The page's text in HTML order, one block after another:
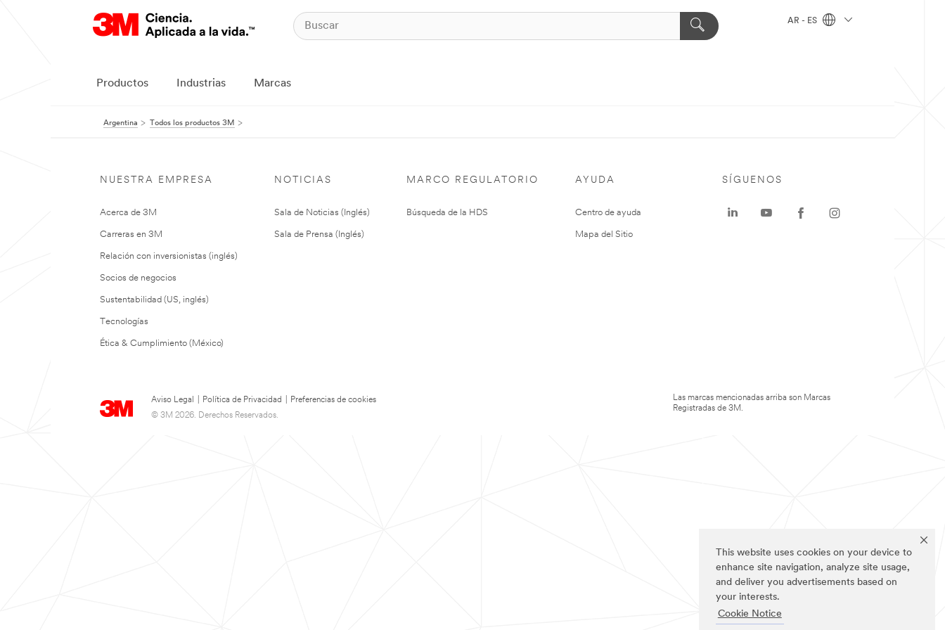
This website uses cookies on your device to
enhance site navigation, analyze site usage,
and deliver you advertisements based on
your interests.
Cookie Notice
AR - ES
Productos Industrias Marcas
Argentina Todos los productos 3M
NUESTRA EMPRESA
Acerca de 3M
Carreras en 3M
Relación con inversionistas (inglés)
Socios de negocios
Sustentabilidad (US, inglés)
Tecnologías
Ética & Cumplimiento (México)
NOTICIAS
Sala de Noticias (Inglés)
Sala de Prensa (Inglés)
MARCO REGULATORIO
Búsqueda de la HDS
AYUDA
Centro de ayuda
Mapa del Sitio
Aviso Legal Política de Privacidad
Preferencias de cookies
© 3M 2026. Derechos Reservados.
SÍGUENOS
Las marcas mencionadas arriba son Marcas
Registradas de 3M.